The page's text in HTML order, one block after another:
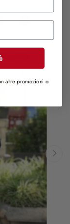
altre promozioni o